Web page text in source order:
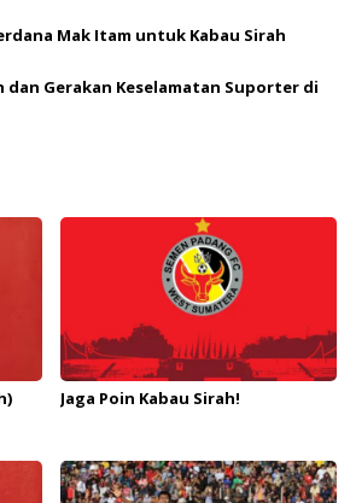
Mak Itam untuk Kabau Sirah
dan Gerakan Keselamatan Suporter di
Jaga Poin Kabau Sirah!